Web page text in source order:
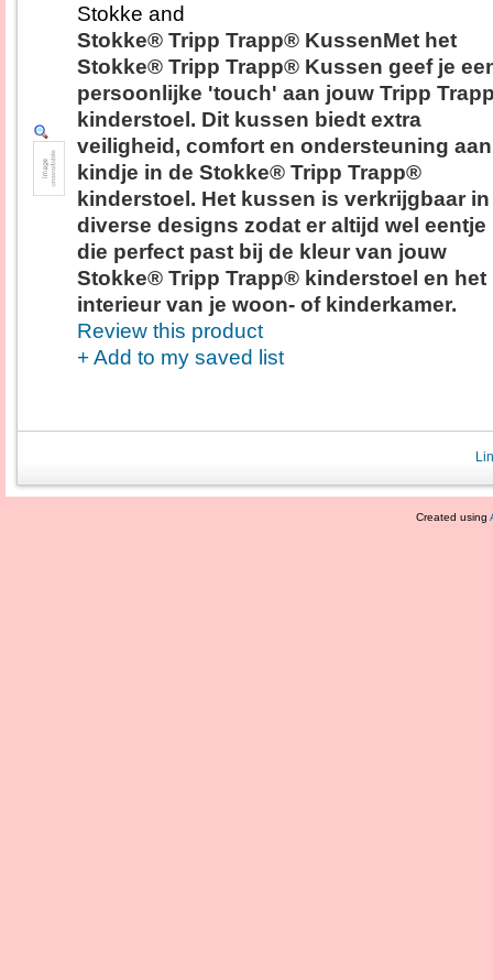
Stokke and
Stokke® Tripp Trapp® KussenMet het
Stokke® Tripp Trapp® Kussen geef je
persoonlijke 'touch' aan jouw Tripp
kinderstoel. Dit kussen biedt extra
veiligheid, comfort en ondersteuning
kindje in de Stokke® Tripp Trapp®
kinderstoel. Het kussen is verkrijgbaar in
diverse designs zodat er altijd wel eentje
die perfect past bij de kleur van jouw
Stokke® Tripp Trapp® kinderstoel en het
interieur van je woon- of kinderkamer.
Review this product
+ Add to my saved list
Created using